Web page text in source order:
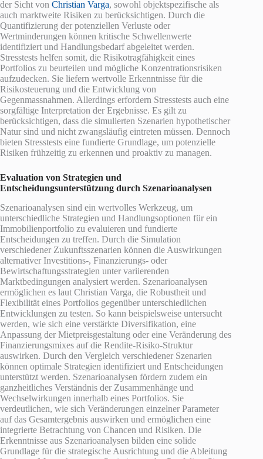
der Sicht von Christian Varga, sowohl objektspezifische als
auch marktweite Risiken zu berücksichtigen. Durch die
Quantifizierung der potenziellen Verluste oder
Wertminderungen können kritische Schwellenwerte
identifiziert und Handlungsbedarf abgeleitet werden.
Stresstests helfen somit, die Risikotragfähigkeit eines
Portfolios zu beurteilen und mögliche Konzentrationsrisiken
aufzudecken. Sie liefern wertvolle Erkenntnisse für die
Risikosteuerung und die Entwicklung von
Gegenmassnahmen. Allerdings erfordern Stresstests auch eine
sorgfältige Interpretation der Ergebnisse. Es gilt zu
berücksichtigen, dass die simulierten Szenarien hypothetischer
Natur sind und nicht zwangsläufig eintreten müssen. Dennoch
bieten Stresstests eine fundierte Grundlage, um potenzielle
Risiken frühzeitig zu erkennen und proaktiv zu managen.
Evaluation von Strategien und
Entscheidungsunterstützung durch Szenarioanalysen
Szenarioanalysen sind ein wertvolles Werkzeug, um
unterschiedliche Strategien und Handlungsoptionen für ein
Immobilienportfolio zu evaluieren und fundierte
Entscheidungen zu treffen. Durch die Simulation
verschiedener Zukunftsszenarien können die Auswirkungen
alternativer Investitions-, Finanzierungs- oder
Bewirtschaftungsstrategien unter variierenden
Marktbedingungen analysiert werden. Szenarioanalysen
ermöglichen es laut Christian Varga, die Robustheit und
Flexibilität eines Portfolios gegenüber unterschiedlichen
Entwicklungen zu testen. So kann beispielsweise untersucht
werden, wie sich eine verstärkte Diversifikation, eine
Anpassung der Mietpreisgestaltung oder eine Veränderung des
Finanzierungsmixes auf die Rendite-Risiko-Struktur
auswirken. Durch den Vergleich verschiedener Szenarien
können optimale Strategien identifiziert und Entscheidungen
unterstützt werden. Szenarioanalysen fördern zudem ein
ganzheitliches Verständnis der Zusammenhänge und
Wechselwirkungen innerhalb eines Portfolios. Sie
verdeutlichen, wie sich Veränderungen einzelner Parameter
auf das Gesamtergebnis auswirken und ermöglichen eine
integrierte Betrachtung von Chancen und Risiken. Die
Erkenntnisse aus Szenarioanalysen bilden eine solide
Grundlage für die strategische Ausrichtung und die Ableitung